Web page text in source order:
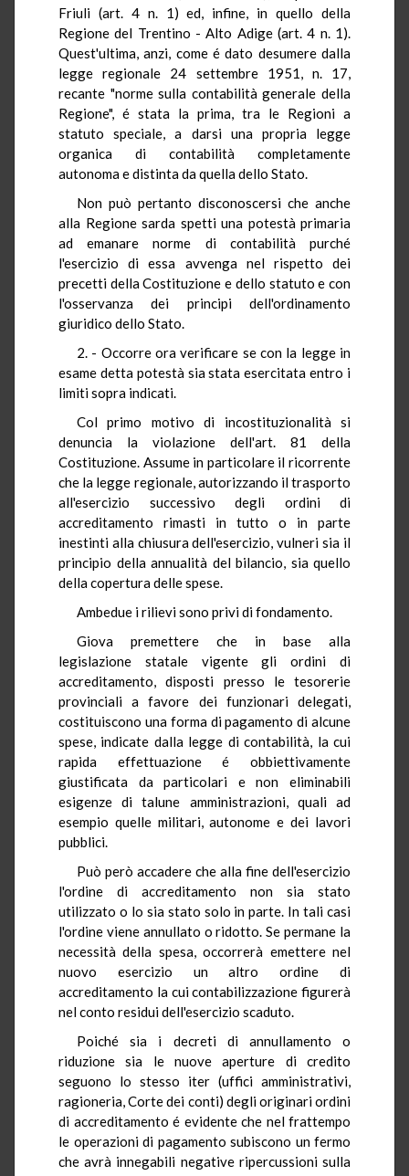
Friuli (art. 4 n. 1) ed, infine, in quello della
Regione del Trentino - Alto Adige (art. 4 n. 1).
Quest'ultima, anzi, come é dato desumere dalla
legge regionale 24 settembre 1951, n. 17,
recante "norme sulla contabilità generale della
Regione", é stata la prima, tra le Regioni a
statuto speciale, a darsi una propria legge
organica di contabilità completamente
autonoma e distinta da quella dello Stato.
Non può pertanto disconoscersi che anche
alla Regione sarda spetti una potestà primaria
ad emanare norme di contabilità purché
l'esercizio di essa avvenga nel rispetto dei
precetti della Costituzione e dello statuto e con
l'osservanza dei principi dell'ordinamento
giuridico dello Stato.
2. - Occorre ora verificare se con la legge in
esame detta potestà sia stata esercitata entro i
limiti sopra indicati.
Col primo motivo di incostituzionalità si
denuncia la violazione dell'art. 81 della
Costituzione. Assume in particolare il ricorrente
che la legge regionale, autorizzando il trasporto
all'esercizio successivo degli ordini di
accreditamento rimasti in tutto o in parte
inestinti alla chiusura dell'esercizio, vulneri sia il
principio della annualità del bilancio, sia quello
della copertura delle spese.
Ambedue i rilievi sono privi di fondamento.
Giova premettere che in base alla
legislazione statale vigente gli ordini di
accreditamento, disposti presso le tesorerie
provinciali a favore dei funzionari delegati,
costituiscono una forma di pagamento di alcune
spese, indicate dalla legge di contabilità, la cui
rapida effettuazione é obbiettivamente
giustificata da particolari e non eliminabili
esigenze di talune amministrazioni, quali ad
esempio quelle militari, autonome e dei lavori
pubblici.
Può però accadere che alla fine dell'esercizio
l'ordine di accreditamento non sia stato
utilizzato o lo sia stato solo in parte. In tali casi
l'ordine viene annullato o ridotto. Se permane la
necessità della spesa, occorrerà emettere nel
nuovo esercizio un altro ordine di
accreditamento la cui contabilizzazione figurerà
nel conto residui dell'esercizio scaduto.
Poiché sia i decreti di annullamento o
riduzione sia le nuove aperture di credito
seguono lo stesso iter (uffici amministrativi,
ragioneria, Corte dei conti) degli originari ordini
di accreditamento é evidente che nel frattempo
le operazioni di pagamento subiscono un fermo
che avrà innegabili negative ripercussioni sulla